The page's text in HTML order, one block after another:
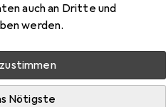
auch an Dritte und
werden.
Nötigste
zum Produkt Vicco
Kategorie Möbelgleiter +